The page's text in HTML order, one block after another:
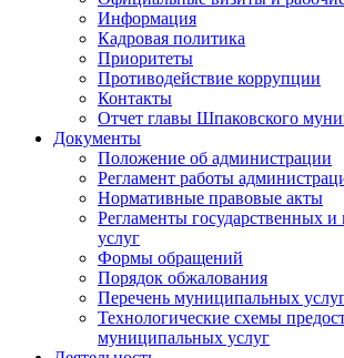
Информация
Кадровая политика
Приоритеты
Противодействие коррупции
Контакты
Отчет главы Шпаковского
Документы
Положение об администрации
Регламент работы
Нормативные правовые акты
Регламенты государственных
услуг
Формы обращений
Порядок обжалования
Перечень муниципальных
Технологические схемы
муниципальных услуг